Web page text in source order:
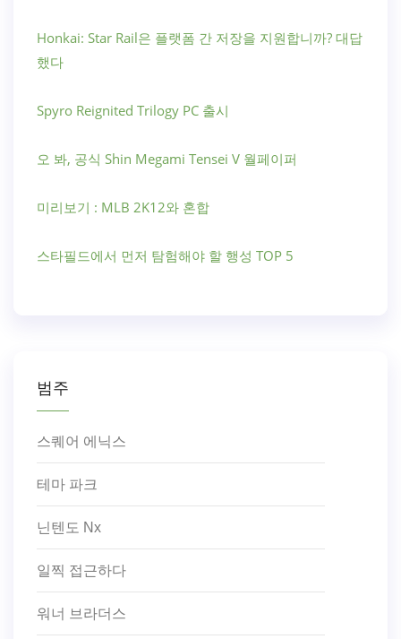
Honkai: Star Rail은 플랫폼 간 저장을 지원합니까? 대답
했다
Spyro Reignited Trilogy PC 출시
오 봐, 공식 Shin Megami Tensei V 월페이퍼
미리보기 : MLB 2K12와 혼합
스타필드에서 먼저 탐험해야 할 행성 TOP 5
범주
스퀘어 에닉스
테마 파크
닌텐도 Nx
일찍 접근하다
워너 브라더스